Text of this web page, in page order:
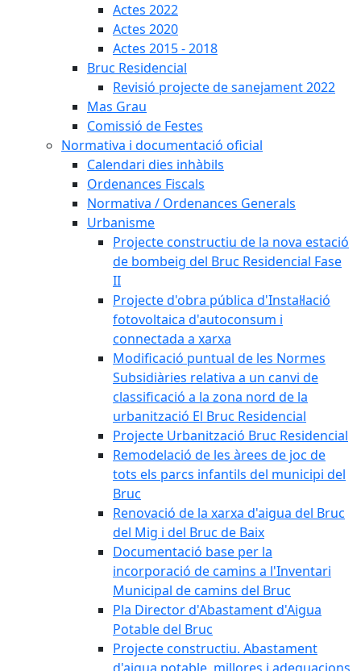
Actes 2022
Actes 2020
Actes 2015 - 2018
Bruc Residencial
Revisió projecte de sanejament 2022
Mas Grau
Comissió de Festes
Normativa i documentació oficial
Calendari dies inhàbils
Ordenances Fiscals
Normativa / Ordenances Generals
Urbanisme
Projecte constructiu de la nova estació
de bombeig del Bruc Residencial Fase
II
Projecte d'obra pública d'Instal·lació
fotovoltaica d'autoconsum i
connectada a xarxa
Modificació puntual de les Normes
Subsidiàries relativa a un canvi de
classificació a la zona nord de la
urbanització El Bruc Residencial
Projecte Urbanització Bruc Residencial
Remodelació de les àrees de joc de
tots els parcs infantils del municipi del
Bruc
Renovació de la xarxa d'aigua del Bruc
del Mig i del Bruc de Baix
Documentació base per la
incorporació de camins a l'Inventari
Municipal de camins del Bruc
Pla Director d'Abastament d'Aigua
Potable del Bruc
Projecte constructiu. Abastament